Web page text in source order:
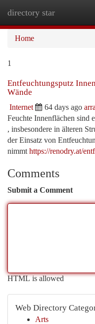
directory star
Home
1
Entfeuchtungsputz
Wände
Internet 64 days ago
Feuchte Innenflächen sind
, insbesondere in älteren
der Einsatz von
nimmt https://renodry.at/
Comments
Submit a Comment
HTML is allowed
Web Directory
Arts